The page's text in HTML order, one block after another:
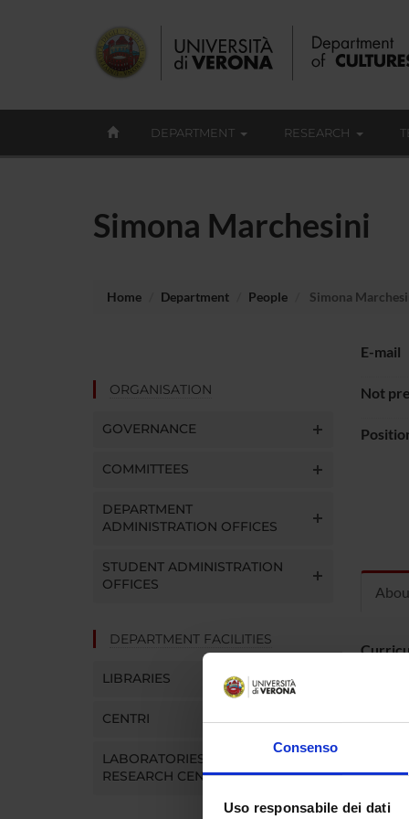
Consenso
Uso responsabile dei dati
DEPARTMENT RESEARCH
Simona Marchesini
Home Department People Simona
ORGANISATION
GOVERNANCE
COMMITTEES
DEPARTMENT
ADMINISTRATION OFFICES
STUDENT ADMINISTRATION
OFFICES
DEPARTMENT FACILITIES
LIBRARIES
CENTRI
LABORATORIES AND
RESEARCH CENTRES
E-mail
Not